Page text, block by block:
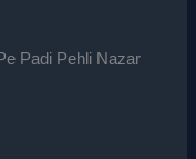
Padi Pehli Nazar